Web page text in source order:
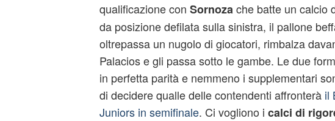
qualificazione con Sornoza che batte un calcio
da posizione defilata sulla sinistra, il pallone
oltrepassa un nugolo di giocatori, rimbalza
Palacios e gli passa sotto le gambe. Le due
in perfetta parità e nemmeno i supplementari
di decidere qualle delle contendenti affronterà il
Juniors in semifinale. Ci vogliono i calci di